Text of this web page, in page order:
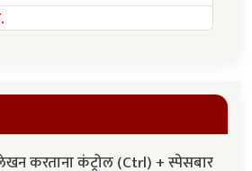
करताना कंट्रोल (Ctrl) + स्पेसबार